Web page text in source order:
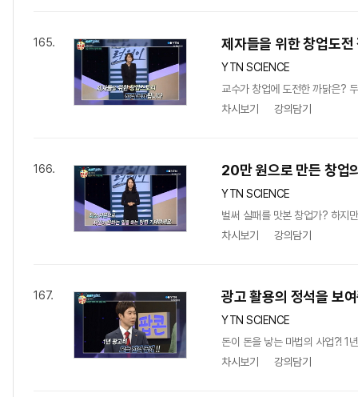
165. 제자들을 위한 창업도
YTN SCIENCE
교수가 창업에 도전한 까닭은?
차시보기
강의담기
166. 20만 원으로 만든 창업
YTN SCIENCE
벌써 실패를 맛본 창업가? 하지
차시보기
강의담기
167. 광고 활용의 정석을 보
YTN SCIENCE
돈이 돈을 낳는 마법의 사업?! 1
차시보기
강의담기